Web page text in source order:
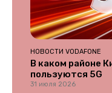
НОВОСТИ VODAFONE
В каком районе
пользуются 5G
31 июля 2026